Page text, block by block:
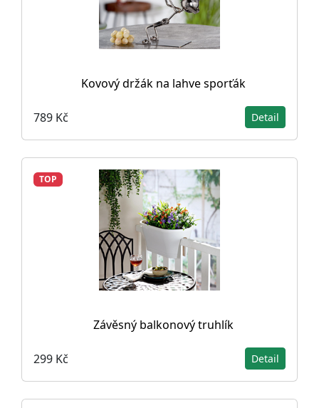
Kovový držák na lahve sporťák
789 Kč Detail
TOP
Závěsný balkonový truhlík
299 Kč Detail